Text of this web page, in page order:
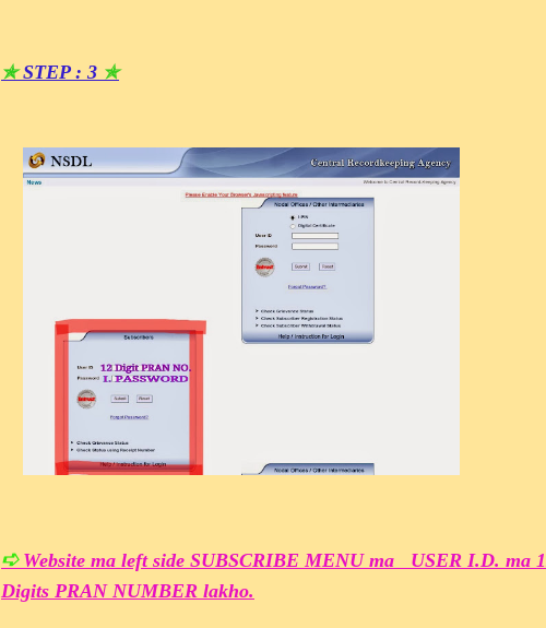
✯STEP : 3 ✯
➪Website ma left side SUBSCRIBE MENU ma USER I.D. ma
Digits PRAN NUMBER lakho.